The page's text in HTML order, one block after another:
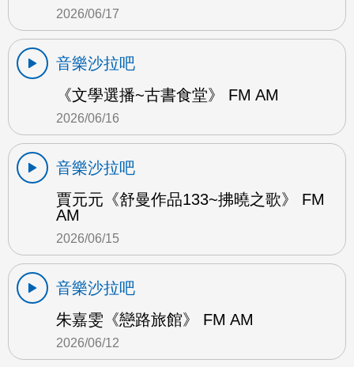
2026/06/17
音樂沙拉吧
《文學選播~古書食堂》 FM AM
2026/06/16
音樂沙拉吧
賈元元《舒曼作品133~拂曉之歌》 FM
AM
2026/06/15
音樂沙拉吧
朱嘉雯《戀路旅館》 FM AM
2026/06/12